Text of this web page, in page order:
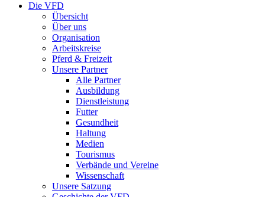
Die VFD
Übersicht
Über uns
Organisation
Arbeitskreise
Pferd & Freizeit
Unsere Partner
Alle Partner
Ausbildung
Dienstleistung
Futter
Gesundheit
Haltung
Medien
Tourismus
Verbände und Vereine
Wissenschaft
Unsere Satzung